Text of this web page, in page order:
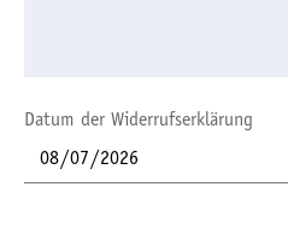
Datum der Widerrufserklärung